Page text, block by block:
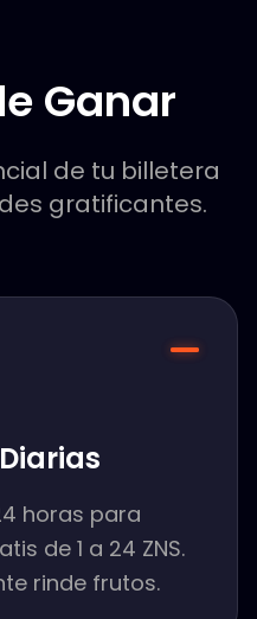
Ganar
de tu billetera
gratificantes.
horas para
de 1 a 24 ZNS.
rinde frutos.